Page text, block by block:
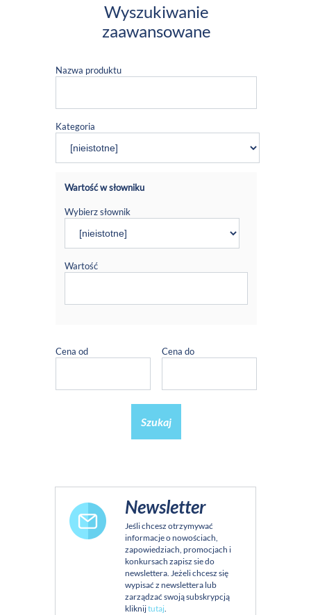
Wyszukiwanie
zaawansowane
Nazwa produktu
Kategoria
Wartość w słowniku
Wybierz słownik
Wartość
Cena od Cena do
Szukaj
Newsletter
Jeśli chcesz otrzymywać
informacje o nowościach,
zapowiedziach, promocjach i
konkursach zapisz sie do
newslettera. Jeżeli chcesz się
wypisać z newslettera lub
zarządzać swoją subskrypcją
kliknijtutaj.